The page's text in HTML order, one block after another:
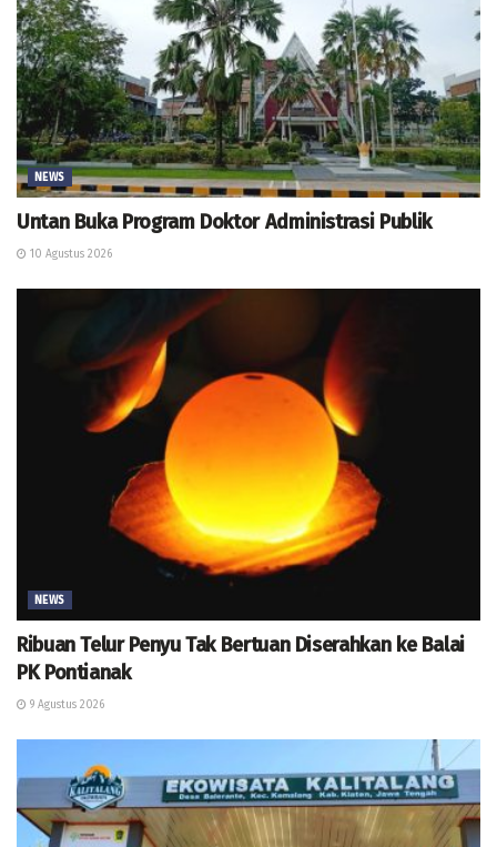
NEWS
Untan Buka Program Doktor Administrasi Publik
10 Agustus 2026
NEWS
Ribuan Telur Penyu Tak Bertuan Diserahkan ke Balai
PK Pontianak
9 Agustus 2026